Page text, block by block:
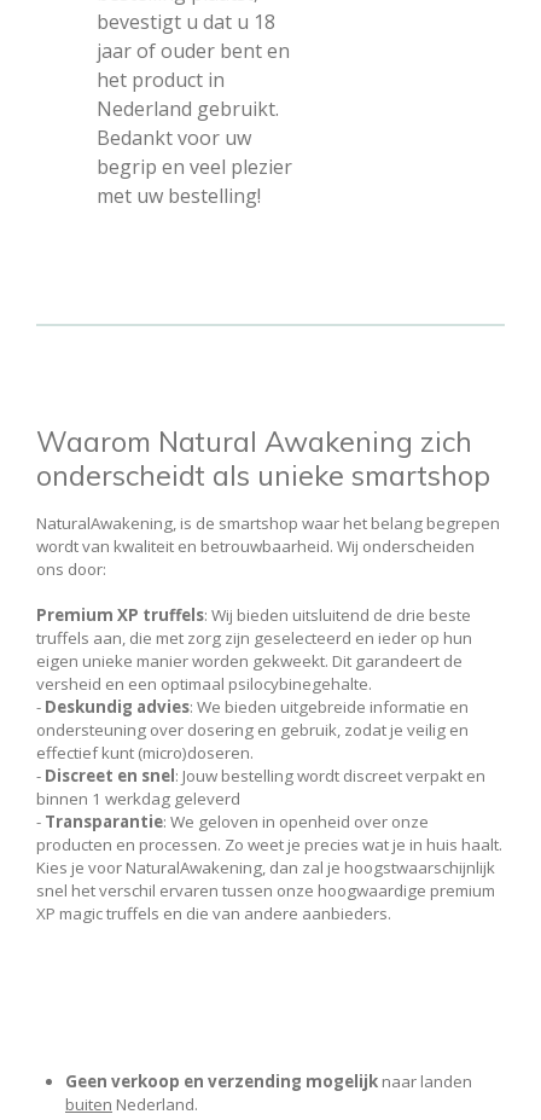
bevestigt u dat u 18
jaar of ouder bent en
het product in
Nederland gebruikt.
Bedankt voor uw
begrip en veel plezier
met uw bestelling!
Waarom Natural Awakening zich
onderscheidt als unieke smartshop
NaturalAwakening, is de smartshop waar het belang begrepen
wordt van kwaliteit en betrouwbaarheid. Wij onderscheiden
ons door:
Premium XP truffels: Wij bieden uitsluitend de drie beste
truffels aan, die met zorg zijn geselecteerd en ieder op hun
eigen unieke manier worden gekweekt. Dit garandeert de
versheid en een optimaal psilocybinegehalte.
- Deskundig advies: We bieden uitgebreide informatie en
ondersteuning over dosering en gebruik, zodat je veilig en
effectief kunt (micro)doseren.
- Discreet en snel: Jouw bestelling wordt discreet verpakt en
binnen 1 werkdag geleverd
- Transparantie: We geloven in openheid over onze
producten en processen. Zo weet je precies wat je in huis haalt.
Kies je voor NaturalAwakening, dan zal je hoogstwaarschijnlijk
snel het verschil ervaren tussen onze hoogwaardige premium
XP magic truffels en die van andere aanbieders.
Geen verkoop en verzending mogelijk naar landen
buiten Nederland.